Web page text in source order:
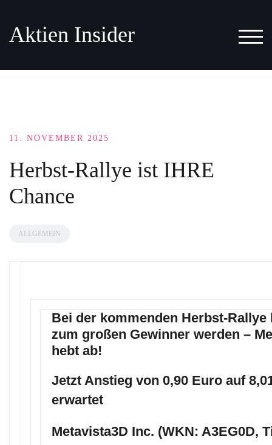
Aktien Insider
11. NOVEMBER 2025
Herbst-Rallye ist IHRE
Chance
ALLGEMEIN
Bei der kommenden Herbst-Rallye
zum großen Gewinner werden –
hebt ab!
Jetzt Anstieg von 0,90 Euro auf
erwartet
Metavista3D Inc. (WKN: A3EG0D,